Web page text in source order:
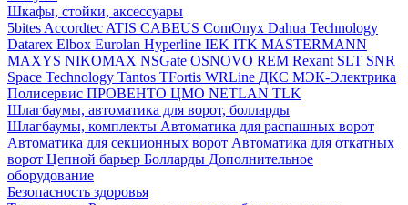
Шкафы, стойки, аксессуары
5bites Accordtec ATIS CABEUS ComOnyx Dahua Technology
Datarex Elbox Eurolan Hyperline IEK ITK MASTERMANN
MAXYS NIKOMAX NSGate OSNOVO REM Rexant SLT SNR
Space Technology Tantos TFortis WRLine ДКС МЭК-Электрика
Полисервис ПРОВЕНТО ЦМО NETLAN TLK
Шлагбаумы, автоматика для ворот, болларды
Шлагбаумы, комплекты Автоматика для распашных ворот
Автоматика для секционных ворот Автоматика для откатных
ворот Цепной барьер Болларды Дополнительное
оборудование
Безопасность здоровья